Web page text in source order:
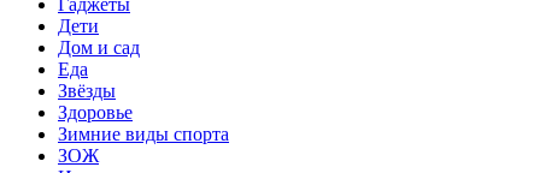
Дети
Дом и сад
Еда
Звёзды
Здоровье
Зимние виды спорта
ЗОЖ